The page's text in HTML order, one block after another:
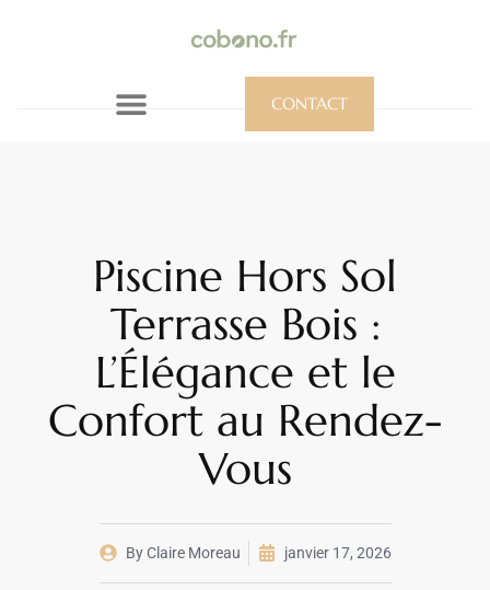
CONTACT
Piscine Hors Sol
Terrasse Bois :
L’Élégance et le
Confort au Rendez-
Vous
ByClaire Moreau janvier 17, 2026